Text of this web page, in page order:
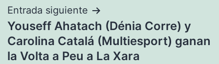
Entrada siguiente
Youseff Ahatach (Dénia Corre) y
Carolina Catalá (Multiesport) ganan
la Volta a Peu a La Xara